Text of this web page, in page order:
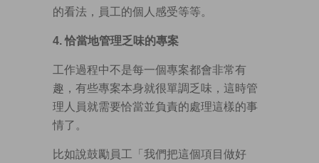
的看法，員工的個人感受等等。
4.恰當地管理乏味的專案
工作過程中不是每一個專案都會非常有
趣，有些專案本身就很單調乏味，這時管
理人員就需要恰當並負責的處理這樣的事
情了。
比如說鼓勵員工「我們把這個項目做好